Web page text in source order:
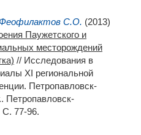
Феофилактов С.О. (2013)
Паужетского и
месторождений
// Исследования в
XI региональной
Петропавловск-
Петропавловск-
77-96.